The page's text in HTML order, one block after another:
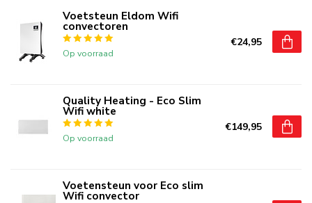
Voetsteun Eldom Wifi
convectoren
Op voorraad
€24,95
Quality Heating - Eco Slim
Wifi white
Op voorraad
€149,95
Voetensteun voor Eco slim
Wifi convector